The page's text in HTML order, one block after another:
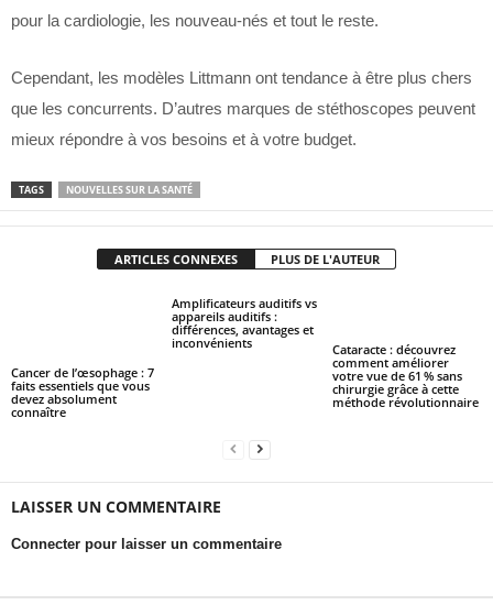
pour la cardiologie, les nouveau-nés et tout le reste.
Cependant, les modèles Littmann ont tendance à être plus chers
que les concurrents. D’autres marques de stéthoscopes peuvent
mieux répondre à vos besoins et à votre budget.
TAGS NOUVELLES SUR LA SANTÉ
ARTICLES CONNEXES PLUS DE L'AUTEUR
Cancer de l’œsophage : 7
faits essentiels que vous
devez absolument
connaître
Amplificateurs auditifs vs
appareils auditifs :
différences, avantages et
inconvénients
Cataracte : découvrez
comment améliorer
votre vue de 61 % sans
chirurgie grâce à cette
méthode révolutionnaire
LAISSER UN COMMENTAIRE
Connecter pour laisser un commentaire